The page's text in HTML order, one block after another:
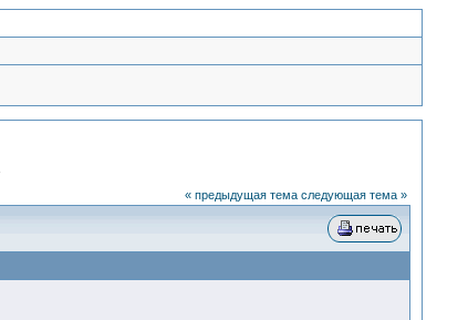
« предыдущая тема следующая тема »